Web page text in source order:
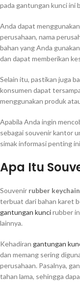
pada gantungan kunci ini
Anda dapat
perusahaan, nama
bahan yang Anda
dan dapat memberikan
Selain itu, pastikan juga
konsumen dapat
menggunakan produk
Apabila Anda ingin
sebagai souvenir kantor
simak informasi penting
Apa Itu
Souvenir rubber
terbuat dari bahan karet
gantungan kuncirubber
lainnya.
Kehadiran gantungan
dan memang sering
perusahaan. Pasalnya,
tahan lama, sehingga